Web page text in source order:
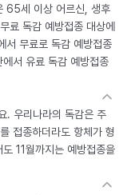
65세 이상 어르신, 생후
료 독감 예방접종 대상에
서 무료로 독감 예방접종
서 유료 독감 예방접종
. 우리나라의 독감은 주
접종하더라도 항체가 형
11월까지는 예방접종을